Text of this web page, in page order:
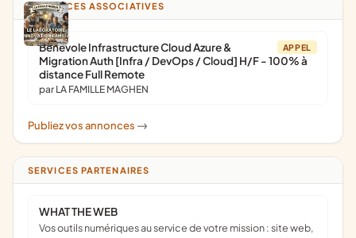
ANNONCES ASSOCIATIVES
APPEL
Bénévole Infrastructure Cloud Azure &
Migration Auth [Infra / DevOps / Cloud] H/F - 100% à
distance Full Remote
par LA FAMILLE MAGHEN
Publiez vos annonces ->
SERVICES PARTENAIRES
WHAT THE WEB
Vos outils numériques au service de votre mission : site web,